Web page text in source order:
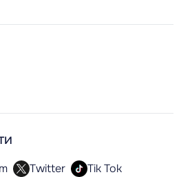
Twitter
Tik Tok